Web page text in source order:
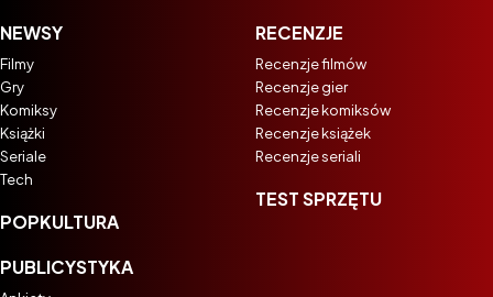
NEWSY
Filmy
Gry
Komiksy
Książki
Seriale
Tech
POPKULTURA
PUBLICYSTYKA
RECENZJE
Recenzje filmów
Recenzje gier
Recenzje komiksów
Recenzje książek
Recenzje seriali
TEST SPRZĘTU